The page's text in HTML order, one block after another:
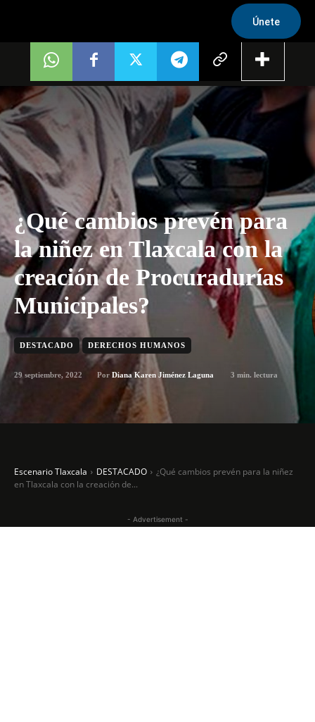
Únete
¿Qué cambios prevén para
la niñez en Tlaxcala con la
creación de Procuradurías
Municipales?
DESTACADO DERECHOS HUMANOS
29 septiembre, 2022 Por Diana Karen Jiménez Laguna 3 min. lectura
Escenario Tlaxcala DESTACADO
¿Qué cambios prevén para la niñez
en Tlaxcala con la creación de...
- Advertisement -